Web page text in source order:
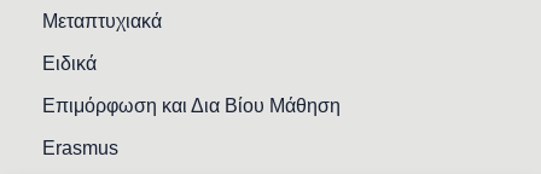
Μεταπτυχιακά
Ειδικά
Επιμόρφωση και Δια Βίου Μάθηση
Erasmus